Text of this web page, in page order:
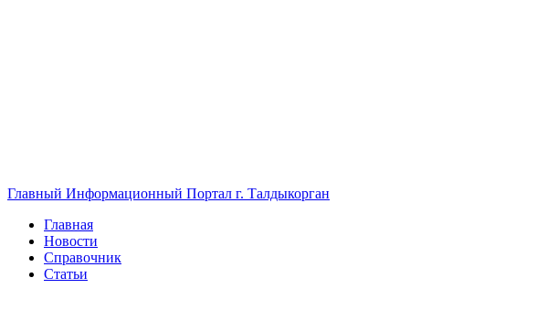
Главный Информационный Портал г. Талдыкорган
Главная
Новости
Справочник
Статьи